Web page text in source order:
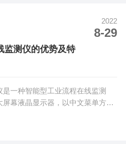
检测的操作条件要求。COD是一种
污染程度的综合性指标，又称化学
氧量，是指利用化学氧化剂(如重
2022
8-29
监测仪的优势及特
是一种智能型工业流程在线监测
屏幕液晶显示器，以中文菜单方式
艺流程溶液的某一分组进行定量分